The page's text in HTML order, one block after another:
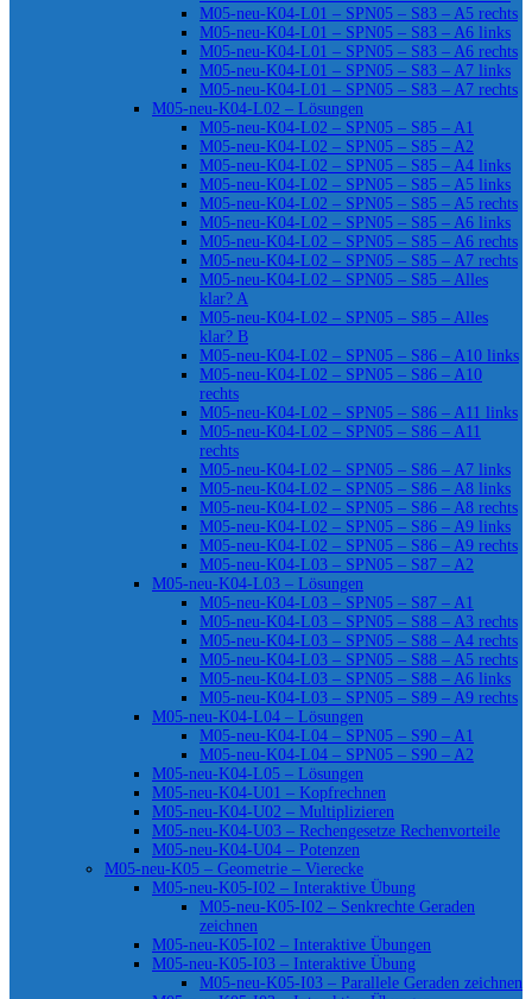
M05-neu-K04-L01 – SPN05 – S83 – A5 rechts
M05-neu-K04-L01 – SPN05 – S83 – A6 links
M05-neu-K04-L01 – SPN05 – S83 – A6 rechts
M05-neu-K04-L01 – SPN05 – S83 – A7 links
M05-neu-K04-L01 – SPN05 – S83 – A7 rechts
M05-neu-K04-L02 – Lösungen
M05-neu-K04-L02 – SPN05 – S85 – A1
M05-neu-K04-L02 – SPN05 – S85 – A2
M05-neu-K04-L02 – SPN05 – S85 – A4 links
M05-neu-K04-L02 – SPN05 – S85 – A5 links
M05-neu-K04-L02 – SPN05 – S85 – A5 rechts
M05-neu-K04-L02 – SPN05 – S85 – A6 links
M05-neu-K04-L02 – SPN05 – S85 – A6 rechts
M05-neu-K04-L02 – SPN05 – S85 – A7 rechts
M05-neu-K04-L02 – SPN05 – S85 – Alles
klar? A
M05-neu-K04-L02 – SPN05 – S85 – Alles
klar? B
M05-neu-K04-L02 – SPN05 – S86 – A10 links
M05-neu-K04-L02 – SPN05 – S86 – A10
rechts
M05-neu-K04-L02 – SPN05 – S86 – A11 links
M05-neu-K04-L02 – SPN05 – S86 – A11
rechts
M05-neu-K04-L02 – SPN05 – S86 – A7 links
M05-neu-K04-L02 – SPN05 – S86 – A8 links
M05-neu-K04-L02 – SPN05 – S86 – A8 rechts
M05-neu-K04-L02 – SPN05 – S86 – A9 links
M05-neu-K04-L02 – SPN05 – S86 – A9 rechts
M05-neu-K04-L03 – SPN05 – S87 – A2
M05-neu-K04-L03 – Lösungen
M05-neu-K04-L03 – SPN05 – S87 – A1
M05-neu-K04-L03 – SPN05 – S88 – A3 rechts
M05-neu-K04-L03 – SPN05 – S88 – A4 rechts
M05-neu-K04-L03 – SPN05 – S88 – A5 rechts
M05-neu-K04-L03 – SPN05 – S88 – A6 links
M05-neu-K04-L03 – SPN05 – S89 – A9 rechts
M05-neu-K04-L04 – Lösungen
M05-neu-K04-L04 – SPN05 – S90 – A1
M05-neu-K04-L04 – SPN05 – S90 – A2
M05-neu-K04-L05 – Lösungen
M05-neu-K04-U01 – Kopfrechnen
M05-neu-K04-U02 – Multiplizieren
M05-neu-K04-U03 – Rechengesetze Rechenvorteile
M05-neu-K04-U04 – Potenzen
M05-neu-K05 – Geometrie – Vierecke
M05-neu-K05-I02 – Interaktive Übung
M05-neu-K05-I02 – Senkrechte Geraden
zeichnen
M05-neu-K05-I02 – Interaktive Übungen
M05-neu-K05-I03 – Interaktive Übung
M05-neu-K05-I03 – Parallele Geraden zeichnen